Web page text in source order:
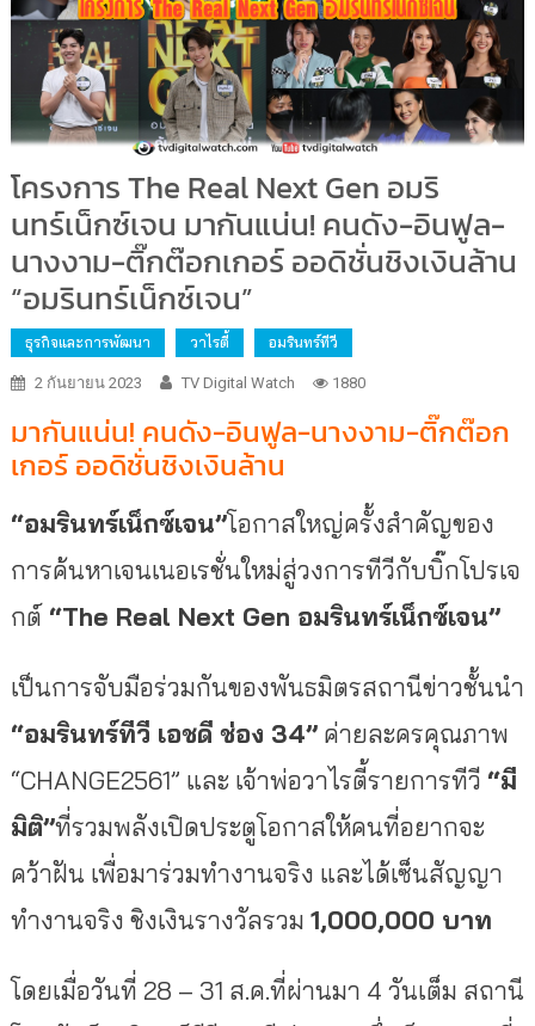
โครงการ The Real Next Gen อมริ
นทร์เน็กซ์เจน มากันแน่น! คนดัง-อินฟูล-
นางงาม-ติ๊กต๊อกเกอร์ ออดิชั่นชิงเงินล้าน
“อมรินทร์เน็กซ์เจน”
ธุรกิจและการพัฒนา วาไรตี้ อมรินทร์ทีวี
2 กันยายน 2023 TV Digital Watch 1880
มากันแน่น! คนดัง-อินฟูล-นางงาม-ติ๊กต๊อก
เกอร์ ออดิชั่นชิงเงินล้าน
“อมรินทร์เน็กซ์เจน”โอกาสใหญ่ครั้งสำคัญของ
การค้นหาเจนเนอเรชั่นใหม่สู่วงการทีวีกับบิ๊กโปรเจ
กต์ “The Real Next Gen อมรินทร์เน็กซ์เจน”
เป็นการจับมือร่วมกันของพันธมิตรสถานีข่าวชั้นนำ
“อมรินทร์ทีวี เอชดี ช่อง 34”ค่ายละครคุณภาพ
“CHANGE2561” และ เจ้าพ่อวาไรตี้รายการทีวี “มี
มิติ”ที่รวมพลังเปิดประตูโอกาสให้คนที่อยากจะ
คว้าฝัน เพื่อมาร่วมทำงานจริง และได้เซ็นสัญญา
ทำงานจริง ชิงเงินรางวัลรวม 1,000,000 บาท
โดยเมื่อวันที่ 28 – 31 ส.ค.ที่ผ่านมา 4 วันเต็ม สถานี